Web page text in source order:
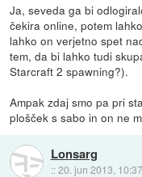
Ja, seveda ga bi
čekira online, potem
lahko on verjetno spet
tem, da bi lahko tudi
Starcraft 2 spawning?).
Ampak zdaj smo pa pri
plošček s sabo in on ne
Lonsarg
::20. jun 2013, 10:37